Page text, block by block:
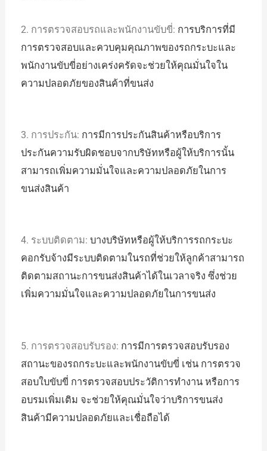
2. การตรวจสอบรถและพนักงานขับขี่: การบริการที่มี
การตรวจสอบและควบคุมคุณภาพของรถกระบะและ
พนักงานขับขี่อย่างเคร่งครัดจะช่วยให้คุณมั่นใจใน
ความปลอดภัยของสินค้าที่ขนส่ง
3. การประกัน: การมีการประกันสินค้าหรือบริการ
ประกันความรับผิดชอบจากบริษัทหรือผู้ให้บริการนั้น
สามารถเพิ่มความมั่นใจและความปลอดภัยในการ
ขนส่งสินค้า
4. ระบบติดตาม:บางบริษัทหรือผู้ให้บริการรถกระบะ
คอกรับจ้างมีระบบติดตามในรถที่ช่วยให้ลูกค้าสามารถ
ติดตามสถานะการขนส่งสินค้าได้ในเวลาจริง ซึ่งช่วย
เพิ่มความมั่นใจและความปลอดภัยในการขนส่ง
5. การตรวจสอบรับรอง: การมีการตรวจสอบรับรอง
สถานะของรถกระบะและพนักงานขับขี่ เช่น การตรวจ
สอบใบขับขี่ การตรวจสอบประวัติการทำงาน หรือการ
อบรมเพิ่มเติม จะช่วยให้คุณมั่นใจว่าบริการขนส่ง
สินค้ามีความปลอดภัยและเชื่อถือได้